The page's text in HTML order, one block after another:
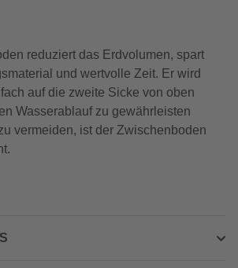
reduziert das Erdvolumen, spart
und wertvolle Zeit. Er wird
auf die zweite Sicke von oben
Wasserablauf zu gewährleisten
vermeiden, ist der Zwischenboden